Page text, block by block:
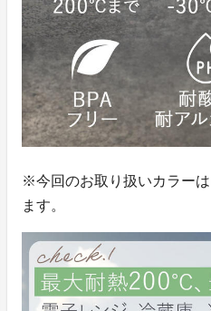
※今回のお取り扱いカラー
ます。